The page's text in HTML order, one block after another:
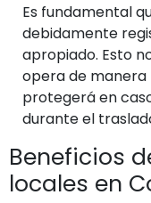
Es fundamental
debidamente
apropiado. Esto
opera de manera
protegerá en
durante el
Beneficios
locales en